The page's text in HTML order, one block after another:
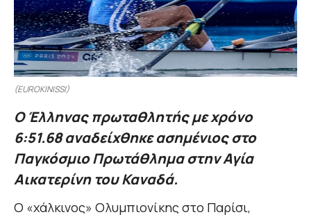
(EUROKINISSI)
O Έλληνας πρωταθλητής με χρόνο
6:51.68 αναδείχθηκε ασημένιος στο
Παγκόσμιο Πρωτάθλημα στην Αγία
Αικατερίνη του Καναδά.
Ο «χάλκινος» Ολυμπιονίκης στο Παρίσι,